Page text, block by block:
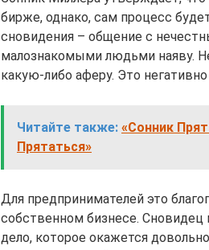
бирже, однако, сам процесс
сновидения – общение с
малознакомыми людьми наяву.
какую-либо аферу. Это
Читайте также: «Сонник
Прятаться»
Для предпринимателей это
собственном бизнесе.
дело, которое окажется